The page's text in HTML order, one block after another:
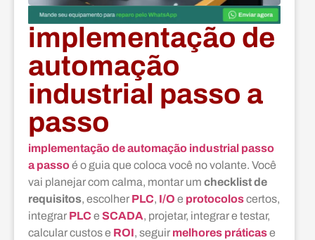
implementação de
automação
industrial passo a
passo
implementação de automação industrial passo
a passoé o guia que coloca você no volante. Você
vai planejar com calma, montar um checklist de
requisitos, escolher PLC, I/O e protocoloscertos,
integrar PLC e SCADA, projetar, integrar e testar,
calcular custos e ROI, seguir melhores práticase